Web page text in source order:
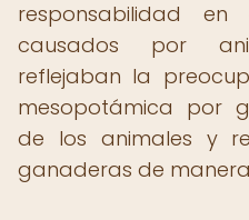
responsabilidad
causados por
reflejaban la
mesopotámica por
de los animales y
ganaderas de